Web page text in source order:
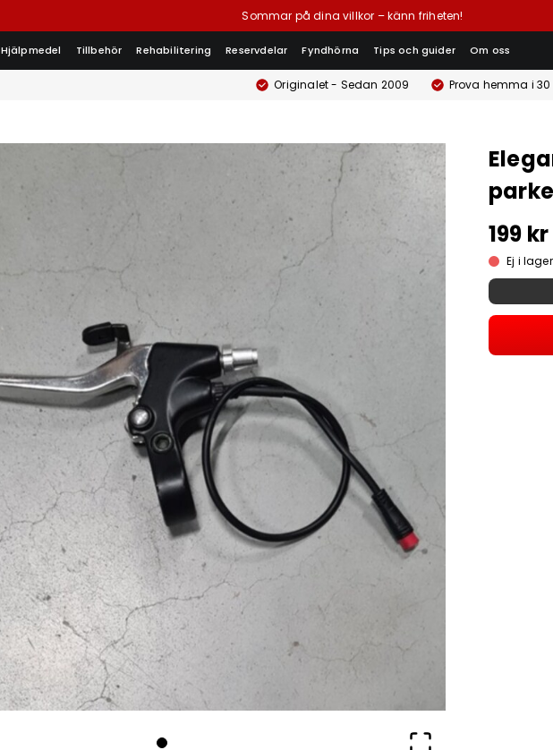
Sommar på dina villkor – känn friheten!
Hjälpmedel Tillbehör Rehabilitering Reservdelar Fyndhörna Tips och guider Om oss
Originalet - Sedan 2009 Prova hemma i
199 kr
Ej i lager